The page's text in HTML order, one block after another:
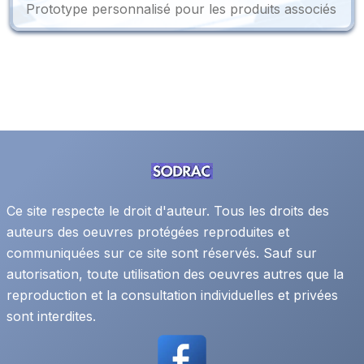
Prototype personnalisé pour les produits associés
Ce site respecte le droit d'auteur. Tous les droits des
auteurs des oeuvres protégées reproduites et
communiquées sur ce site sont réservés. Sauf sur
autorisation, toute utilisation des oeuvres autres que la
reproduction et la consultation individuelles et privées
sont interdites.